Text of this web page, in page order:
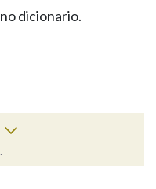
HOMENAXEADAS
DAS PALABRAS
dicionario.